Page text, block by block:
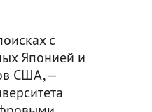
с
Японией и
США, —